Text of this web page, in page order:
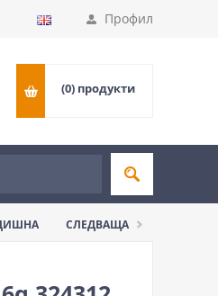
Профил
(0) продукти
СЛЕДВАЩА